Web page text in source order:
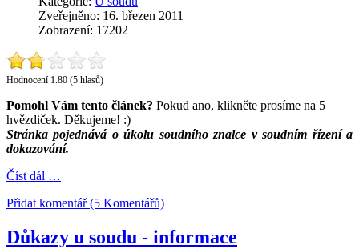
Zveřejněno: 16. březen 2011
Zobrazení: 17202
Hodnocení 1.80 (5 hlasů)
Pomohl Vám tento článek? Pokud ano, klikněte prosíme na 5
hvězdiček. Děkujeme! :)
Stránka pojednává o úkolu soudního znalce v soudním řízení a
dokazování.
Číst dál …
Přidat komentář (5 Komentářů)
Důkazy u soudu - informace